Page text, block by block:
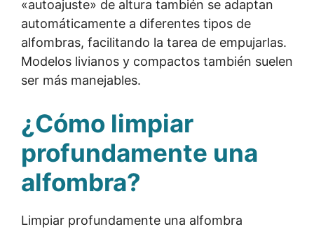
«autoajuste» de altura también se adaptan
automáticamente a diferentes tipos de
alfombras, facilitando la tarea de empujarlas.
Modelos livianos y compactos también suelen
ser más manejables.
¿Cómo limpiar
profundamente una
alfombra?
Limpiar profundamente una alfombra